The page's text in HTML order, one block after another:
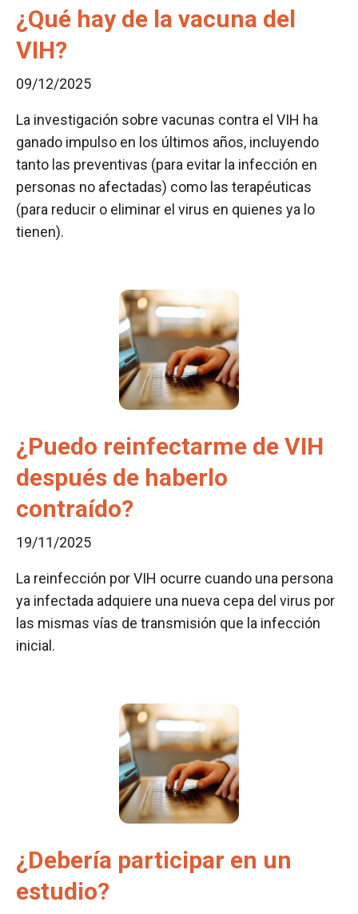
¿Qué hay de la vacuna del
VIH?
09/12/2025
La investigación sobre vacunas contra el VIH ha
ganado impulso en los últimos años, incluyendo
tanto las preventivas (para evitar la infección en
personas no afectadas) como las terapéuticas
(para reducir o eliminar el virus en quienes ya lo
tienen).
¿Puedo reinfectarme de VIH
después de haberlo
contraído?
19/11/2025
La reinfección por VIH ocurre cuando una persona
ya infectada adquiere una nueva cepa del virus por
las mismas vías de transmisión que la infección
inicial.
¿Debería participar en un
estudio?